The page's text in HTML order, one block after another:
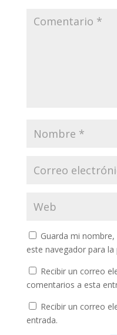
Guarda mi
este navegador para
Recibir un correo
comentarios a esta
Recibir un correo
entrada.